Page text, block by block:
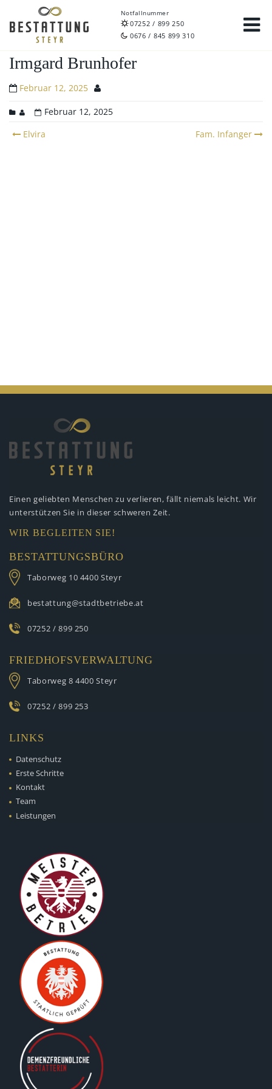
Notfallnummer
07252 / 899 250
0676 / 845 899 310
Irmgard Brunhofer
Februar 12, 2025
Februar 12, 2025
Post
Elvira Fam. Infanger
Einen geliebten Menschen zu verlieren, fällt niemals leicht. Wir
unterstützen Sie in dieser schweren Zeit.
WIR BEGLEITEN SIE!
BESTATTUNGSBÜRO
Taborweg 10 4400 Steyr
bestattung@stadtbetriebe.at
07252 / 899 250
FRIEDHOFSVERWALTUNG
Taborweg 8 4400 Steyr
07252 / 899 253
LINKS
Datenschutz
Erste Schritte
Kontakt
Team
Leistungen